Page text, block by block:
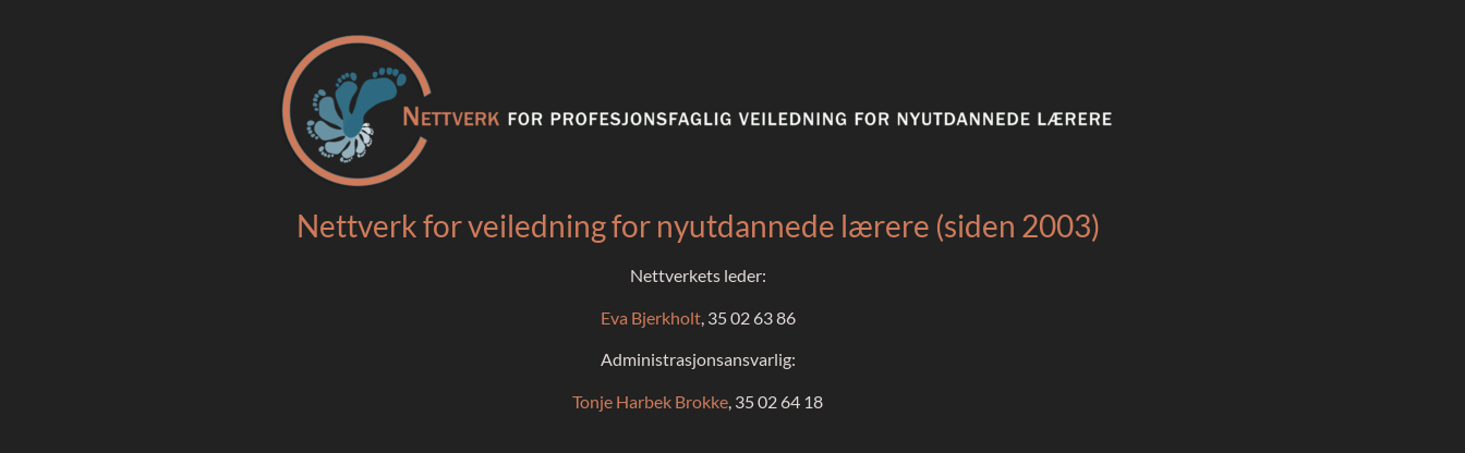
Nettverk for veiledning for nyutdannede lærere (siden 2003)
Nettverkets leder:
Eva Bjerkholt, 35 02 63 86
Administrasjonsansvarlig:
Tonje Harbek Brokke , 35 02 64 18